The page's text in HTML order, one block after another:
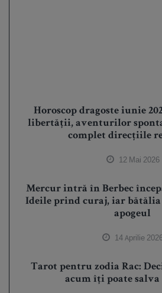
Horoscop dragoste iunie
libertății, aventurilor
complet direcțiile
12 Mai 2026
Mercur intră în Berbec
Ideile prind curaj, iar
apogeul
14 Aprilie
Tarot pentru zodia Rac:
acum îți poate